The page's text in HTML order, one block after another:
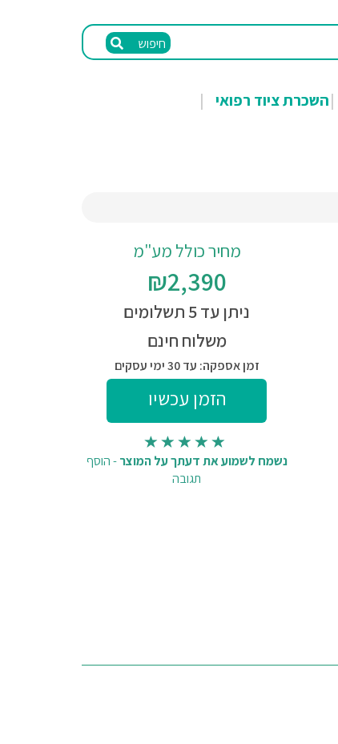
חיפוש
השכרת ציוד רפואי
מחיר כולל מע"מ
₪2,390
ניתן עד 5 תשלומים
משלוח חינם
זמן אספקה: עד 30 ימי עסקים
נשמח לשמוע את דעתך על המוצר-הוסף
תגובה